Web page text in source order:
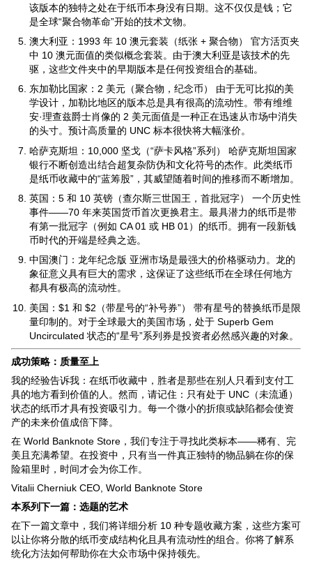
该版本的独特之处在于纸币本身没有日期。这不仅仅是钱；它
是全球“聚合物革命”开始的技术文物。
澳大利亚：1993 年 10 澳元套装（纸张 + 聚合物） 官方活页夹
中 10 澳元面值的类似概念套装。由于澳大利亚是该技术的先
驱，这些文件夹中的早期版本是任何投资组合的基础。
东加勒比国家：2 美元（聚合物，纪念币） 由于无可比拟的美
学设计，加勒比地区的版本总是具有很高的流动性。带有维维
安·理查兹爵士肖像的 2 美元面值是一种正在迅速从市场中消失
的头寸。预计高质量的 UNC 标本很快将大幅涨价。
哈萨克斯坦：10,000 坚戈（“萨卡风格”系列） 哈萨克斯坦国家
银行不断创造出结合超复杂防伪和文化符号的杰作。此类纸币
是纸币收藏中的“蓝筹股”，其威望随着时间的推移而不断增加。
英国：5 和 10 英镑（查尔斯三世国王，首批冠字） 一个历史性
事件——70 年来英国货币首次更换君主。最具潜力的纸币是带
有第一批冠字（例如 CA 01 或 HB 01）的纸币。拥有一段新钱
币时代的开端是经典之选。
中国澳门：龙年纪念版 亚洲市场是最强大的价格驱动力。龙的
象征意义具有巨大的需求，这保证了这些纸币在全球任何地方
都具有极高的流动性。
美国：$1 和 $2（带星号的“补号券”） 带有星号的替换纸币是限
量印制的。对于全球最大的美国市场，处于 Superb Gem
Uncirculated 状态的“星号”系列券是投资者必然感兴趣的对象。
成功策略：质量至上
我的经验告诉我：在纸币收藏中，胜者是那些在别人只看到支付工
具的地方看到价值的人。然而，请记住：只有处于 UNC（未流通）
状态的纸币才具有投资吸引力。每一个微小的折痕或缺陷都会使资
产的未来价值成倍下降。
在 World Banknote Store，我们专注于寻找此类标本——稀有、完
美且充满希望。在投资中，只有当一件真正独特的物品躺在你的保
险箱里时，时间才会为你工作。
Vitalii Cherniuk CEO, World Banknote Store
本系列下一篇：选题的艺术
在下一篇文章中，我们将详细分析 10 种专题收藏方案，这些方案可
以让你将分散的纸币变成结构化且具有流动性的组合。你将了解系
统化方法如何帮助你在大众市场中保持领先。